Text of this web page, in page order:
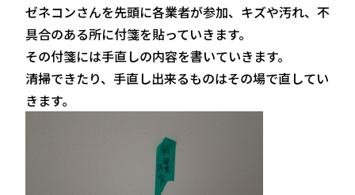
ゼネコンさんを先頭に各業者が参加、キズや汚れ、不
具合のある所に付箋を貼っていきます。
その付箋には手直しの内容を書いていきます。
清掃できたり、手直し出来るものはその場で直してい
きます。